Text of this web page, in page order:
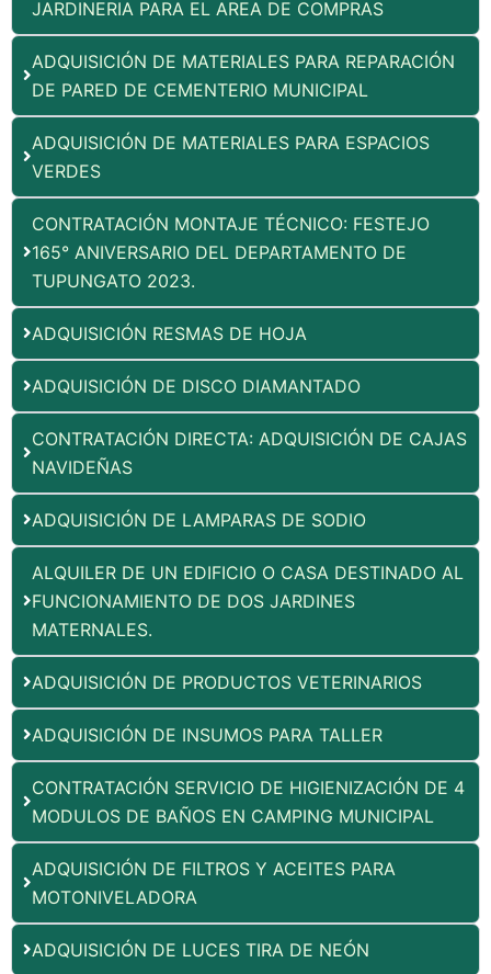
JARDINERIA PARA EL AREA DE COMPRAS
ADQUISICIÓN DE MATERIALES PARA REPARACIÓN
DE PARED DE CEMENTERIO MUNICIPAL
ADQUISICIÓN DE MATERIALES PARA ESPACIOS
VERDES
CONTRATACIÓN MONTAJE TÉCNICO: FESTEJO
165° ANIVERSARIO DEL DEPARTAMENTO DE
TUPUNGATO 2023.
ADQUISICIÓN RESMAS DE HOJA
ADQUISICIÓN DE DISCO DIAMANTADO
CONTRATACIÓN DIRECTA: ADQUISICIÓN DE CAJAS
NAVIDEÑAS
ADQUISICIÓN DE LAMPARAS DE SODIO
ALQUILER DE UN EDIFICIO O CASA DESTINADO AL
FUNCIONAMIENTO DE DOS JARDINES
MATERNALES.
ADQUISICIÓN DE PRODUCTOS VETERINARIOS
ADQUISICIÓN DE INSUMOS PARA TALLER
CONTRATACIÓN SERVICIO DE HIGIENIZACIÓN DE 4
MODULOS DE BAÑOS EN CAMPING MUNICIPAL
ADQUISICIÓN DE FILTROS Y ACEITES PARA
MOTONIVELADORA
ADQUISICIÓN DE LUCES TIRA DE NEÓN